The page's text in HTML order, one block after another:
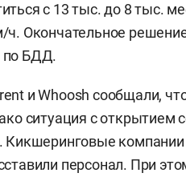
с 13 тыс. до 8 тыс.
Окончательное
по БДД.
и Whoosh сообщали,
ситуация с открытием
Кикшеринговые
персонал. При